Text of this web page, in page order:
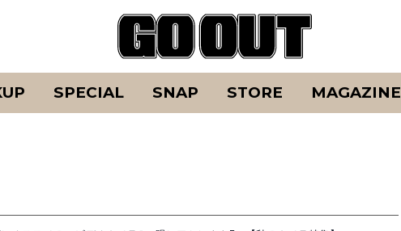
SPECIAL SNAP STORE MAGAZINE